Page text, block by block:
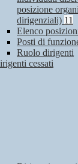
posizione
dirigenziali) 11
Elenco
Posti di
Ruolo dirigenti
cessati